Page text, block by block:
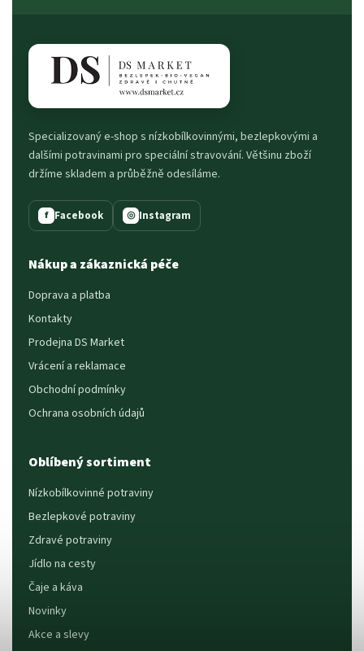
Specializovaný e-shop s nízkobílkovinnými, bezlepkovými a
dalšími potravinami pro speciální stravování. Většinu zboží
držíme skladem a průběžně odesíláme.
f Facebook ◎ Instagram
Nákup a zákaznická péče
Doprava a platba
Kontakty
Prodejna DS Market
Vrácení a reklamace
Obchodní podmínky
Ochrana osobních údajů
Oblíbený sortiment
Nízkobílkovinné potraviny
Bezlepkové potraviny
Zdravé potraviny
Jídlo na cesty
Čaje a káva
Novinky
Akce a slevy